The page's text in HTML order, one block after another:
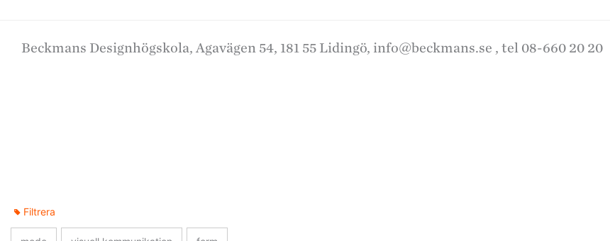
Beckmans Designhögskola, Agavägen 54, 181 55 Lidingö, info@beckmans.se , tel 08-660 20 20
Filtrera